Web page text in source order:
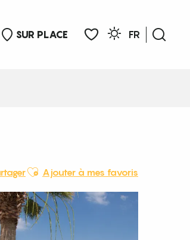
SUR PLACE
FR
Ajouter aux favoris
Ajouter à mes favoris